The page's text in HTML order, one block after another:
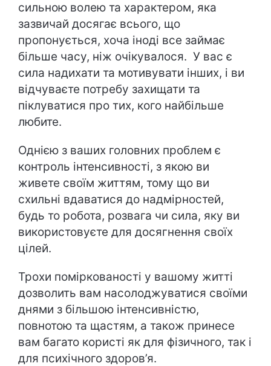
сильною волею та характером, яка
зазвичай досягає всього, що
пропонується, хоча іноді все займає
більше часу, ніж очікувалося. У вас є
сила надихати та мотивувати інших, і ви
відчуваєте потребу захищати та
піклуватися про тих, кого найбільше
любите.
Однією з ваших головних проблем є
контроль інтенсивності, з якою ви
живете своїм життям, тому що ви
схильні вдаватися до надмірностей,
будь то робота, розвага чи сила, яку ви
використовуєте для досягнення своїх
цілей.
Трохи поміркованості у вашому житті
дозволить вам насолоджуватися своїми
днями з більшою інтенсивністю,
повнотою та щастям, а також принесе
вам багато користі як для фізичного, так і
для психічного здоров’я.